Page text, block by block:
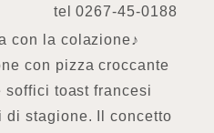
tel0267-45-0188
con la colazione♪
con pizza croccante
soffici toast francesi
di stagione. Il concetto